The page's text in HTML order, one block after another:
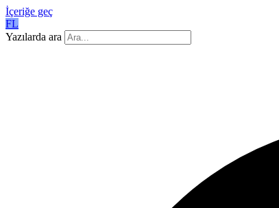
İçeriğe geç
FL
Yazılarda ara